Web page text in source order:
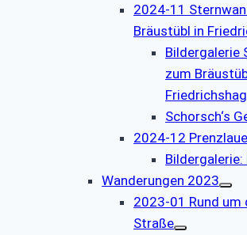
2024-11
Bräustübl in
Bildergalerie
zum
Schorsch‘s
2024-12
Bildergalerie:
Wanderungen 2023
2023-01 Rund um
Straße